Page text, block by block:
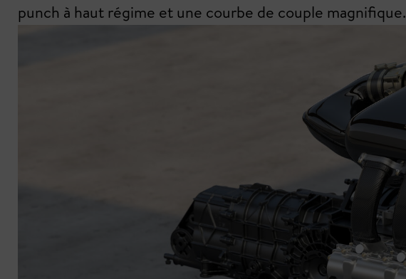
punch à haut régime et une courbe de couple magnifique.